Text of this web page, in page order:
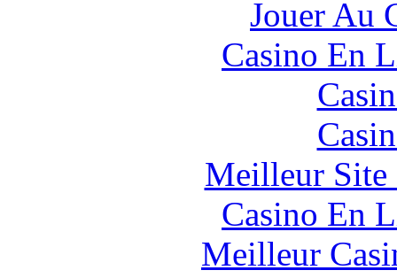
Jouer Au
Casino En
Meilleur Site
Casino En
Meilleur